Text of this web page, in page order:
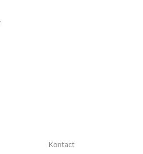
Kontact